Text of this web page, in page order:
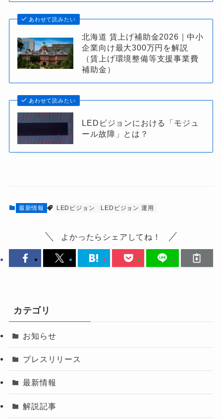
あわせて読みたい
北海道 賃上げ補助金2026｜中小
企業向け最大300万円を解説
（賃上げ環境整備等支援事業費
補助金）
あわせて読みたい
LEDビジョンにおける「モジュ
ール故障」とは？
最新情報 LEDビジョン LEDビジョン 運用
よかったらシェアしてね！
カテゴリ
お知らせ
プレスリリース
最新情報
解説記事